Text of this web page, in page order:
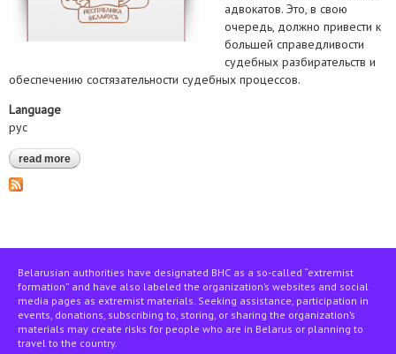
адвокатов. Это, в свою
очередь, должно привести к
большей справедливости
судебных разбирательств и
обеспечению состязательности судебных процессов.
Language
рус
read more about состоялось обсуждение проекта закона об адвокатуре.
среди участников: законодатели, адвокаты и гражданское
Belarusian authorities have designated BHC as a so-called “extremist
formation” and have also labeled the organization’s websites and social
media pages as extremist materials. Seeking assistance, participation in
events, donations, subscribing to, storing, or sharing the organization’s
materials may create risks for people who are in Belarus or planning to
travel to the country.